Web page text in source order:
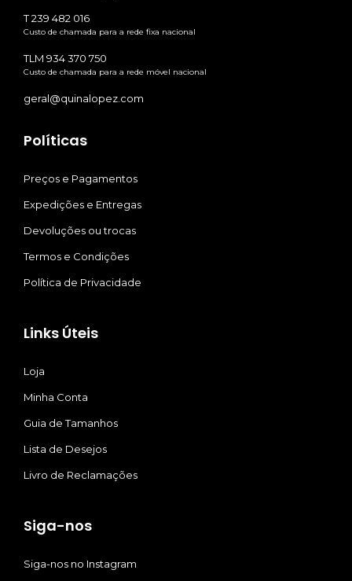
T 239 482 016
Custo de chamada para a rede fixa nacional
TLM 934 370 750
Custo de chamada para a rede móvel nacional
geral@quinalopez.com
Políticas
Preços e Pagamentos
Expedições e Entregas
Devoluções ou trocas
Termos e Condições
Política de Privacidade
Links Úteis
Loja
Minha Conta
Guia de Tamanhos
Lista de Desejos
Livro de Reclamações
Siga-nos
Siga-nos no Instagram